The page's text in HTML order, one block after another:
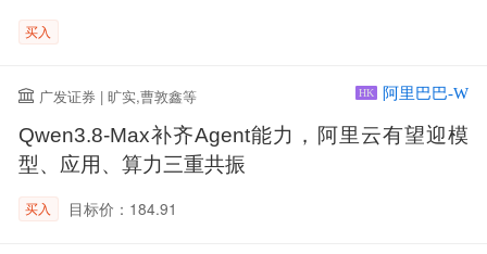
买入
广发证券 | 旷实,曹敦鑫等 HK 阿里巴巴-W
Qwen3.8-Max补齐Agent能力，阿里云有望迎模
型、应用、算力三重共振
买入 目标价：184.91